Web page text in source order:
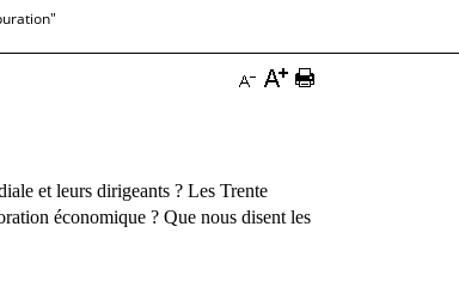
Diminuer
du
Augmenter
Imprimer
et leurs dirigeants ? Les Trente
économique ? Que nous disent les